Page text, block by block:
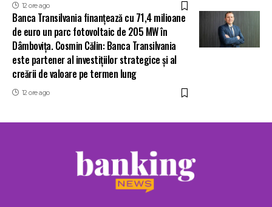
12 ore ago
Banca Transilvania finanțează cu 71,4 milioane
de euro un parc fotovoltaic de 205 MW în
Dâmbovița. Cosmin Călin: Banca Transilvania
este partener al investițiilor strategice și al
creării de valoare pe termen lung
12 ore ago